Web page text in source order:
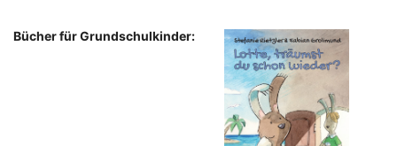
Bücher für Grundschulkinder: